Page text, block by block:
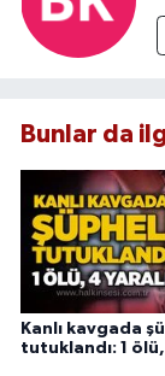
Bunlar da
Kanlı kavgada
tutuklandı: 1 ölü,